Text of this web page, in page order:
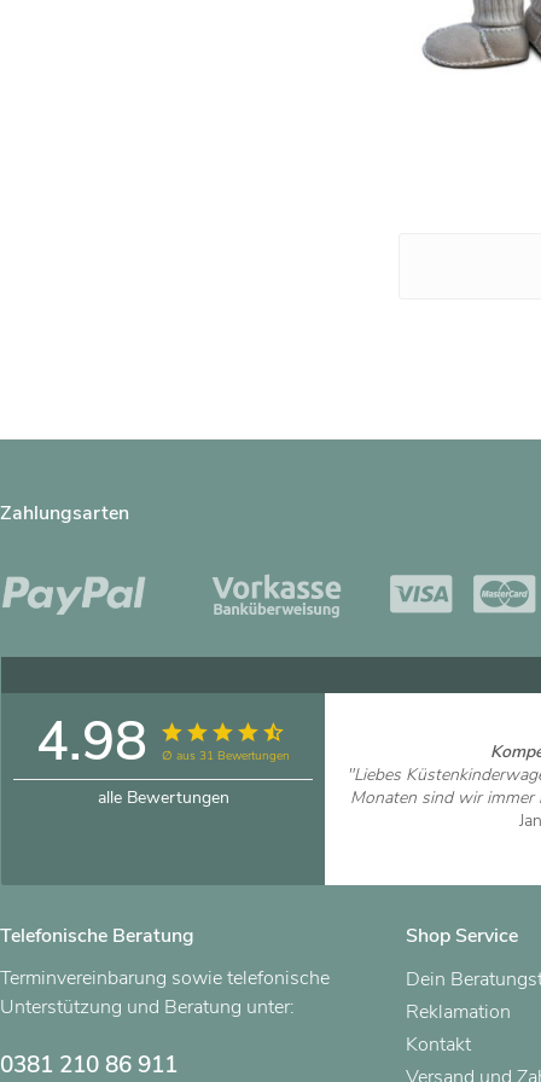
Zahlungsarten
4.98∅ aus 31 Bewertungen
alle Bewertungen
"Liebes
Monaten sind wir
Telefonische Beratung
Terminvereinbarung sowie telefonische
Unterstützung und Beratung unter:
0381 210 86 911
Shop Service
Dein
Reklamation
Kontakt
Versand und